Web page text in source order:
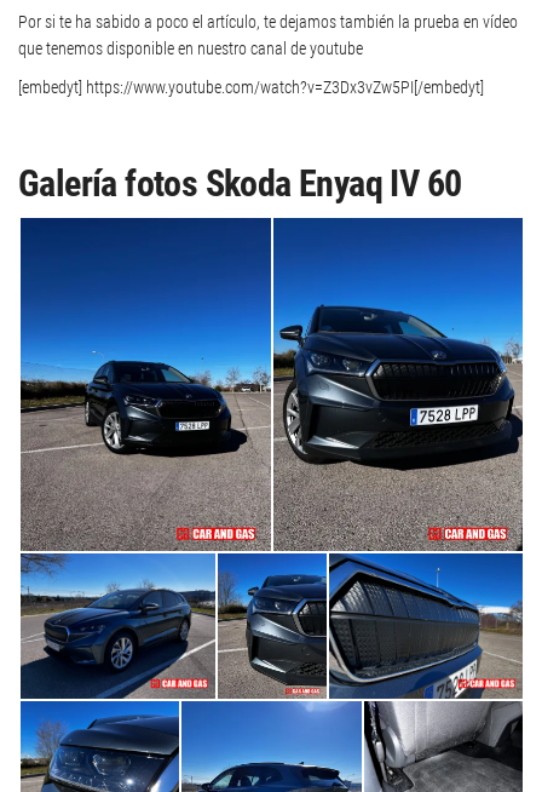
Por si te ha sabido a poco el artículo, te dejamos también la prueba en vídeo
que tenemos disponible en nuestro canal de youtube
[embedyt] https://www.youtube.com/watch?v=Z3Dx3vZw5PI[/embedyt]
Galería fotos Skoda Enyaq IV 60